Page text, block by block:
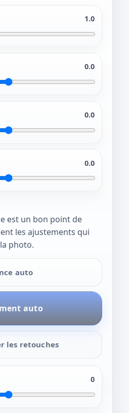
1.0
0.0
0.0
0.0
est un bon point de
les ajustements qui
photo.
auto
auto
les retouches
0